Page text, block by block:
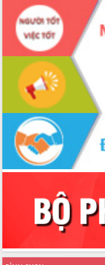
Ngày hội bầu cử đại biểu Quốc
khóa XVI và HĐND các cấp
2026-2031
Đảm bảo cuộc bầu cử đại biểu
hội và đại biểu HĐND các cấp
an toàn, hiệu quả, đúng quy định
Thủ tướng Chính phủ Phạm Minh
kiểm tra, chỉ đạo hoàn thành các
án cao tốc và thăm khu tái định
Đắk Lắk
Sôi nổi Hội đua ngựa truyền
Thì Thùng mừng Xuân Bính Ngọ
Lãnh đạo tỉnh dâng hương tưởng
tại Đập Đồng Cam đầu Xuân
trưởng đạt 5,86% trong năm
UBND tỉnh Đắk Lắk triển khai
quốc phòng, quân sự địa
Đắk Lắk tập trung toàn lực
tồn tại IUU, sẵn sàng làm việc với